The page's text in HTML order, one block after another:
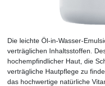
Die leichte Öl-in-Wasser-
verträglichen Inhaltsstoffen.
hochempfindlicher Haut, die
verträgliche Hautpflege zu
das hochwertige natürliche